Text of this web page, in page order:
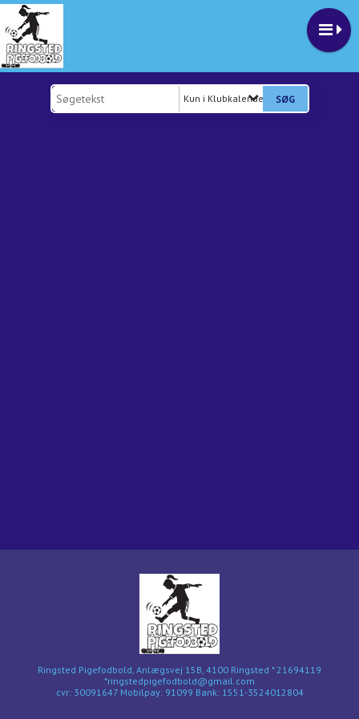
Kun i Klubkalender
Ringsted Pigefodbold, Anlægsvej 15B, 4100 Ringsted * 21694119
*ringstedpigefodbold@gmail.com
cvr: 30091647 Mobilpay: 91099 Bank: 1551-3524012804